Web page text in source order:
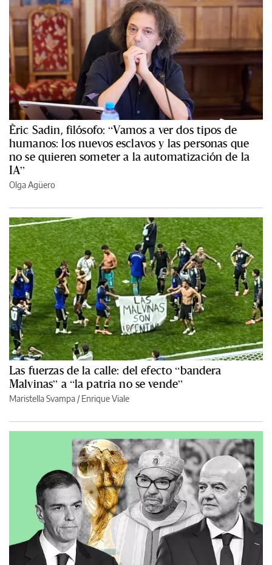
Èric Sadin, filósofo: “Vamos a ver dos tipos de
humanos: los nuevos esclavos y las personas que
no se quieren someter a la automatización de la
IA”
Olga Agüero
Las fuerzas de la calle: del efecto “bandera
Malvinas” a “la patria no se vende”
Maristella Svampa /Enrique Viale